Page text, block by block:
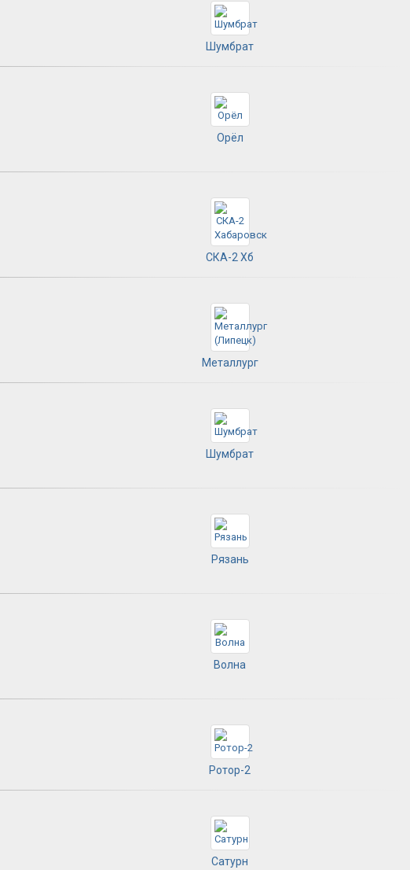
Шумбрат
Орёл
СКА-2 Хб
Металлург
Шумбрат
Рязань
Волна
Ротор-2
Сатурн